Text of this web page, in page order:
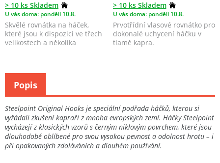
> 10 ks Skladem
U vás doma: pondělí 10.8.
Skvělé rovnátka na háček,
které jsou k dispozici ve třech
velikostech a několika
> 10 ks Skladem
U vás doma: pondělí 10.8.
Prvotřídní vlasové rovnátko pro
dokonalé uchycení háčku v
tlamě kapra.
Steelpoint Original Hooks je speciální podřada háčků, kterou si
vyžádali zkušení kapraři z mnoha evropských zemí. Háčky Steelpoint
vycházejí z klasických vzorů s černým niklovým povrchem, které jsou
dlouhodobě oblíbené pro svou vysokou pevnost a odolnost hrotu – i
při opakovaných zdoláváních a dlouhém používání.
Popis